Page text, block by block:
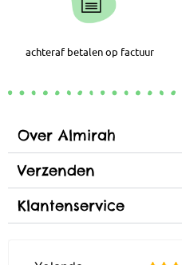
achteraf betalen op factuur
Over Almirah
Verzenden
Klantenservice